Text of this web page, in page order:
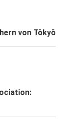
von Tōkyō